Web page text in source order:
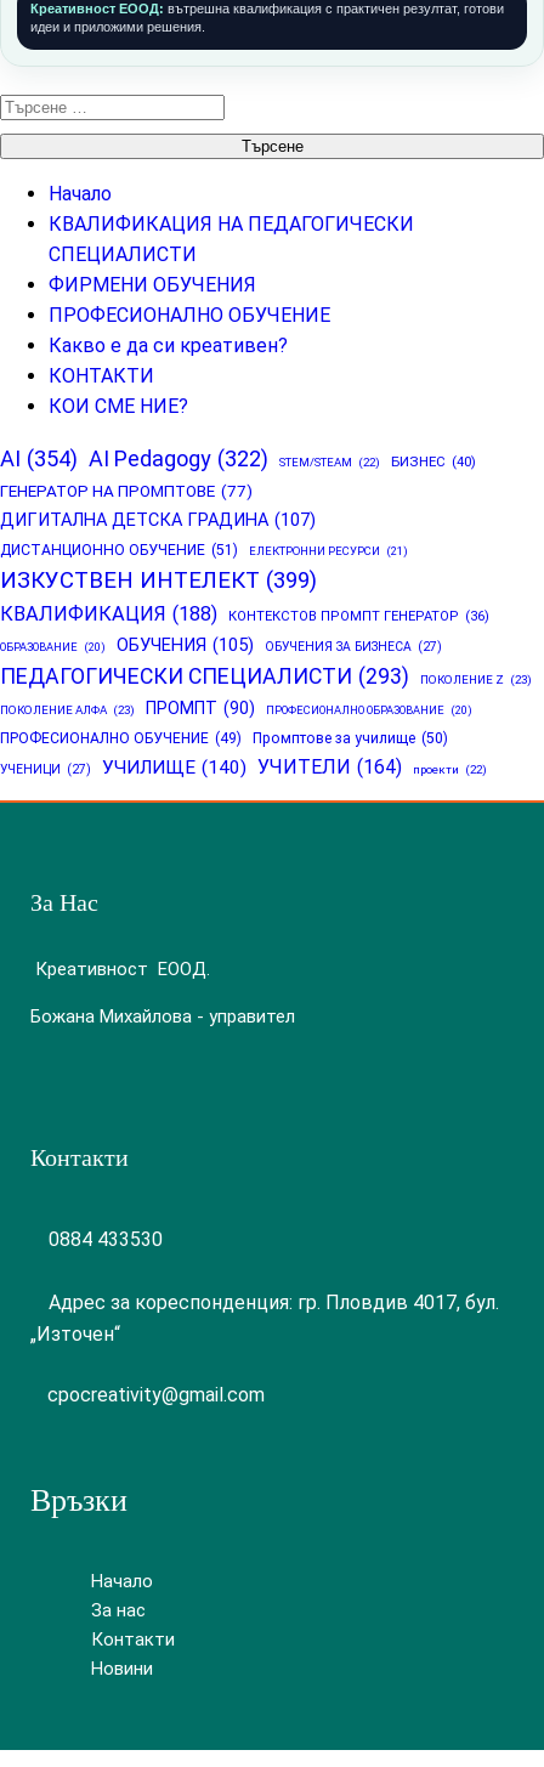
Креативност ЕООД: вътрешна квалификация с практичен резултат, готови
идеи и приложими решения.
Търсене
за:
Начало
КВАЛИФИКАЦИЯ НА ПЕДАГОГИЧЕСКИ
СПЕЦИАЛИСТИ
ФИРМЕНИ ОБУЧЕНИЯ
ПРОФЕСИОНАЛНО ОБУЧЕНИЕ
Какво е да си креативен?
КОНТАКТИ
КОИ СМЕ НИЕ?
AI (354) AI Pedagogy (322) STEM/STEAM (22) БИЗНЕС (40)
ГЕНЕРАТОР НА ПРОМПТОВЕ (77)
ДИГИТАЛНА ДЕТСКА ГРАДИНА (107)
ДИСТАНЦИОННО ОБУЧЕНИЕ (51) ЕЛЕКТРОННИ РЕСУРСИ (21)
ИЗКУСТВЕН ИНТЕЛЕКТ (399)
КВАЛИФИКАЦИЯ (188) КОНТЕКСТОВ ПРОМПТ ГЕНЕРАТОР (36)
ОБРАЗОВАНИЕ (20) ОБУЧЕНИЯ (105) ОБУЧЕНИЯ ЗА БИЗНЕСА (27)
ПЕДАГОГИЧЕСКИ СПЕЦИАЛИСТИ (293) ПОКОЛЕНИЕ Z (23)
ПОКОЛЕНИЕ АЛФА (23) ПРОМПТ (90) ПРОФЕСИОНАЛНО ОБРАЗОВАНИЕ (20)
ПРОФЕСИОНАЛНО ОБУЧЕНИЕ (49) Промптове за училище (50)
УЧЕНИЦИ (27) УЧИЛИЩЕ (140) УЧИТЕЛИ (164) проекти (22)
За Нас
Креативност ЕООД.
Божана Михайлова - управител
Контакти
0884 433530
Адрес за кореспонденция: гр. Пловдив 4017, бул.
„Източен“
cpocreativity@gmail.com
Връзки
Начало
За нас
Контакти
Новини